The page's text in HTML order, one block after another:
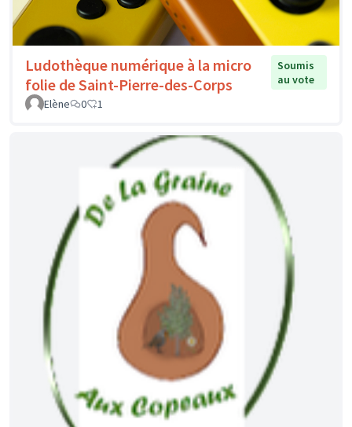
Ludothèque numérique à la micro
folie de Saint-Pierre-des-Corps
Soumis
au vote
Elène
0 1